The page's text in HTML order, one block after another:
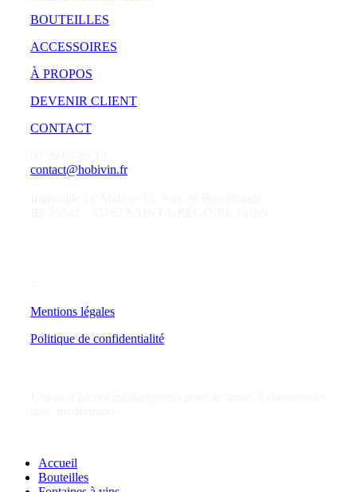
BOUTEILLES
ACCESSOIRES
À PROPOS
DEVENIR CLIENT
CONTACT
contact@hobivin.fr
Mentions légales
Politique de confidentialité
Close
Menu
Accueil
Bouteilles